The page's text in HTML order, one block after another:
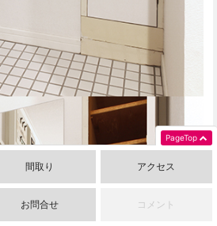
間取り アクセス
お問合せ コメント
PageTop